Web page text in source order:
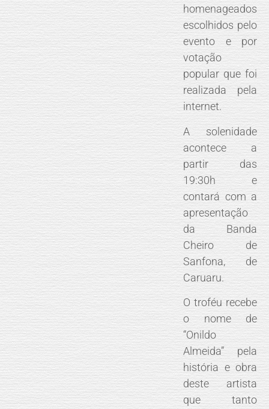
homenageados
escolhidos pelo
evento e por
votação
popular que foi
realizada pela
internet.
A solenidade
acontece a
partir das
19:30h e
contará com a
apresentação
da Banda
Cheiro de
Sanfona, de
Caruaru.
O troféu recebe
o nome de
“Onildo
Almeida” pela
história e obra
deste artista
que tanto